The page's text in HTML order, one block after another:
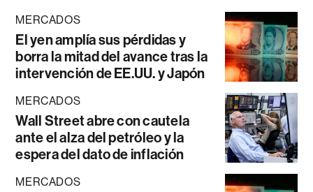
MERCADOS
El yen amplía sus pérdidas y
borra la mitad del avance tras la
intervención de EE.UU. y Japón
MERCADOS
Wall Street abre con cautela
ante el alza del petróleo y la
espera del dato de inflación
MERCADOS